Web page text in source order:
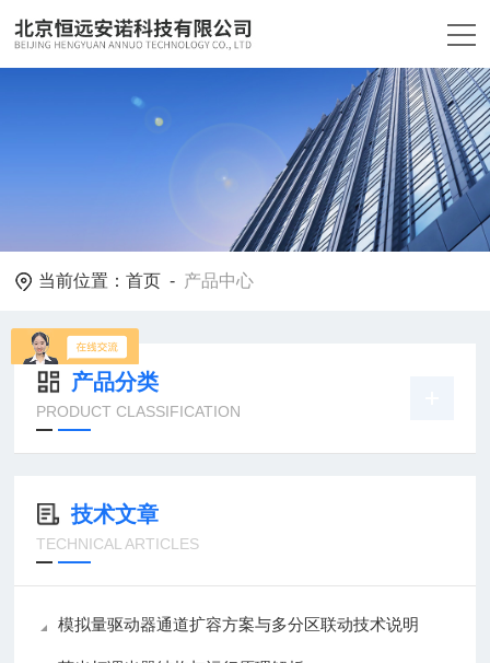
当前位置：首页 - 产品中心
产品分类
PRODUCT CLASSIFICATION
技术文章
TECHNICAL ARTICLES
模拟量驱动器通道扩容方案与多分区联动技术说明